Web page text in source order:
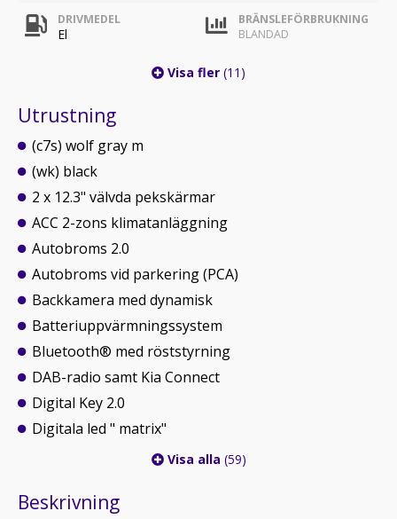
DRIVMEDEL
El
BRÄNSLEFÖRBRUKNING
BLANDAD
Visa fler (11)
Utrustning
(c7s) wolf gray m
(wk) black
2 x 12.3" välvda pekskärmar
ACC 2-zons klimatanläggning
Autobroms 2.0
Autobroms vid parkering (PCA)
Backkamera med dynamisk
Batteriuppvärmningssystem
Bluetooth® med röststyrning
DAB-radio samt Kia Connect
Digital Key 2.0
Digitala led " matrix"
Visa alla (59)
Beskrivning